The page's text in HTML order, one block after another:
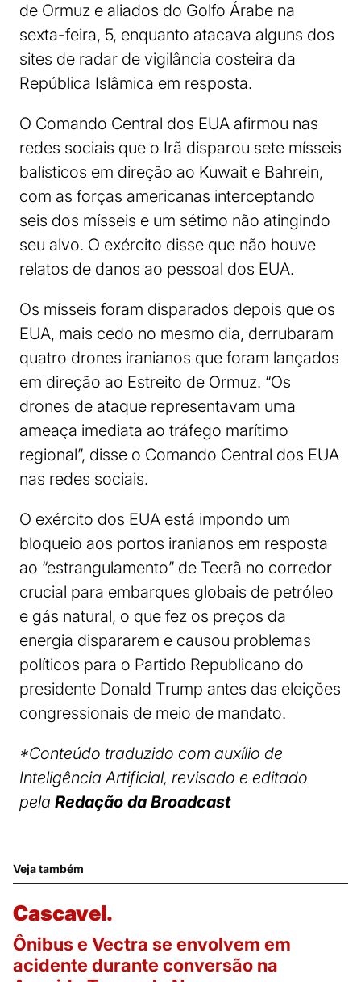
de Ormuz e aliados do Golfo Árabe na
sexta-feira, 5, enquanto atacava alguns dos
sites de radar de vigilância costeira da
República Islâmica em resposta.
O Comando Central dos EUA afirmou nas
redes sociais que o Irã disparou sete mísseis
balísticos em direção ao Kuwait e Bahrein,
com as forças americanas interceptando
seis dos mísseis e um sétimo não atingindo
seu alvo. O exército disse que não houve
relatos de danos ao pessoal dos EUA.
Os mísseis foram disparados depois que os
EUA, mais cedo no mesmo dia, derrubaram
quatro drones iranianos que foram lançados
em direção ao Estreito de Ormuz. “Os
drones de ataque representavam uma
ameaça imediata ao tráfego marítimo
regional”, disse o Comando Central dos EUA
nas redes sociais.
O exército dos EUA está impondo um
bloqueio aos portos iranianos em resposta
ao “estrangulamento” de Teerã no corredor
crucial para embarques globais de petróleo
e gás natural, o que fez os preços da
energia dispararem e causou problemas
políticos para o Partido Republicano do
presidente Donald Trump antes das eleições
congressionais de meio de mandato.
*Conteúdo traduzido com auxílio de
Inteligência Artificial, revisado e editado
pela Redação da Broadcast
Veja também
Cascavel.
Ônibus e Vectra se envolvem em
acidente durante conversão na